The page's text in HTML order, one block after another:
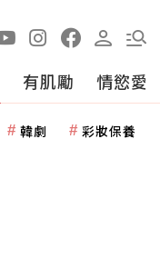
有肌勵 情慾愛
韓劇 彩妝保養